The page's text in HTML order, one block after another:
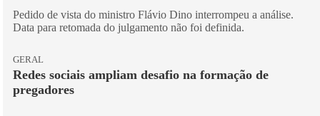
Pedido de vista do ministro Flávio Dino interrompeu a análise.
Data para retomada do julgamento não foi definida.
GERAL
Redes sociais ampliam desafio na formação de
pregadores